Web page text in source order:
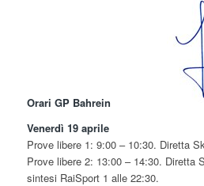
Orari GP Bahrein
Venerdì 19 aprile
Prove libere 1: 9:00 – 10:30. Diretta
Prove libere 2: 13:00 – 14:30. Diretta
sintesi RaiSport 1 alle 22:30.